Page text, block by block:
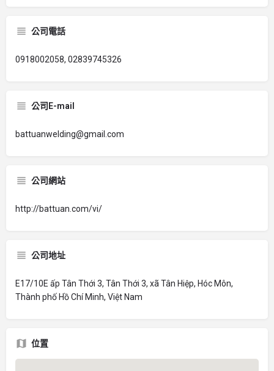
公司電話
0918002058, 02839745326
公司E-mail
battuanwelding@gmail.com
公司網站
http://battuan.com/vi/
公司地址
E17/10E ấp Tân Thới 3, Tân Thới 3, xã Tân Hiệp, Hóc Môn,
Thành phố Hồ Chí Minh, Việt Nam
位置